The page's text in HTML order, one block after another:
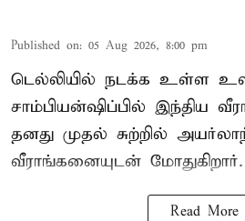
Published on: 05 Aug 2026, 8:00 pm
டெல்லியில் நடக்க உள்ள
சாம்பியன்ஷிப்பில் இந்திய
தனது முதல் சுற்றில்
வீராங்கனையுடன் மோதுகிறார்.
Read More